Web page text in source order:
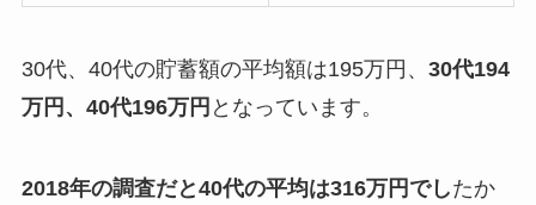
30代、40代の貯蓄額の平均額は195万円、 30代194
万円、40代196万円 となっています。
2018年の調査だと40代の平均は316万円でしたか